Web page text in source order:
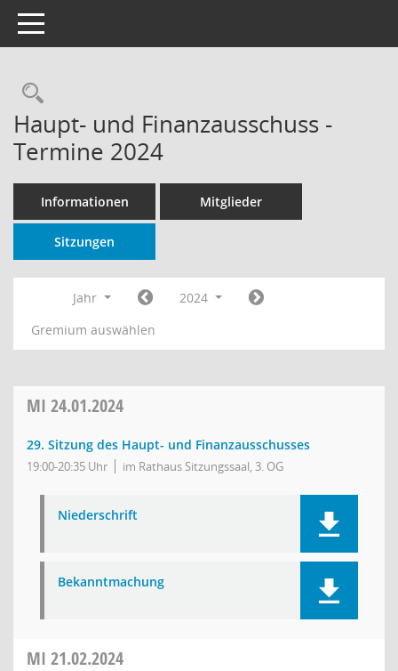
Toggle navigation
Rechercheauswahl
Haupt- und Finanzausschuss -
Termine 2024
Informationen Mitglieder
Sitzungen
Jahr
2024
Gremium auswählen
MI 24.01.2024
29. Sitzung des Haupt- und Finanzausschusses
19:00-20:35 Uhr im Rathaus Sitzungssaal, 3. OG
Niederschrift
Bekanntmachung
MI 21.02.2024